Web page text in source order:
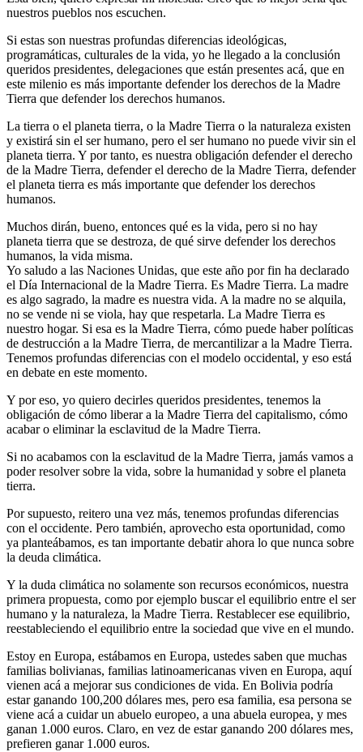
nuestros pueblos nos escuchen.
Si estas son nuestras profundas diferencias ideológicas,
programáticas, culturales de la vida, yo he llegado a la conclusión
queridos presidentes, delegaciones que están presentes acá, que en
este milenio es más importante defender los derechos de la Madre
Tierra que defender los derechos humanos.
La tierra o el planeta tierra, o la Madre Tierra o la naturaleza existen
y existirá sin el ser humano, pero el ser humano no puede vivir sin el
planeta tierra. Y por tanto, es nuestra obligación defender el derecho
de la Madre Tierra, defender el derecho de la Madre Tierra, defender
el planeta tierra es más importante que defender los derechos
humanos.
Muchos dirán, bueno, entonces qué es la vida, pero si no hay
planeta tierra que se destroza, de qué sirve defender los derechos
humanos, la vida misma.
Yo saludo a las Naciones Unidas, que este año por fin ha declarado
el Día Internacional de la Madre Tierra. Es Madre Tierra. La madre
es algo sagrado, la madre es nuestra vida. A la madre no se alquila,
no se vende ni se viola, hay que respetarla. La Madre Tierra es
nuestro hogar. Si esa es la Madre Tierra, cómo puede haber políticas
de destrucción a la Madre Tierra, de mercantilizar a la Madre Tierra.
Tenemos profundas diferencias con el modelo occidental, y eso está
en debate en este momento.
Y por eso, yo quiero decirles queridos presidentes, tenemos la
obligación de cómo liberar a la Madre Tierra del capitalismo, cómo
acabar o eliminar la esclavitud de la Madre Tierra.
Si no acabamos con la esclavitud de la Madre Tierra, jamás vamos a
poder resolver sobre la vida, sobre la humanidad y sobre el planeta
tierra.
Por supuesto, reitero una vez más, tenemos profundas diferencias
con el occidente. Pero también, aprovecho esta oportunidad, como
ya planteábamos, es tan importante debatir ahora lo que nunca sobre
la deuda climática.
Y la duda climática no solamente son recursos económicos, nuestra
primera propuesta, como por ejemplo buscar el equilibrio entre el ser
humano y la naturaleza, la Madre Tierra. Restablecer ese equilibrio,
reestableciendo el equilibrio entre la sociedad que vive en el mundo.
Estoy en Europa, estábamos en Europa, ustedes saben que muchas
familias bolivianas, familias latinoamericanas viven en Europa, aquí
vienen acá a mejorar sus condiciones de vida. En Bolivia podría
estar ganando 100,200 dólares mes, pero esa familia, esa persona se
viene acá a cuidar un abuelo europeo, a una abuela europea, y mes
ganan 1.000 euros. Claro, en vez de estar ganando 200 dólares mes,
prefieren ganar 1.000 euros.